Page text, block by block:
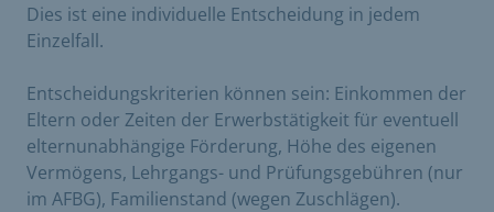
Dies ist eine individuelle Entscheidung in jedem
Einzelfall.
Entscheidungskriterien können sein: Einkommen der
Eltern oder Zeiten der Erwerbstätigkeit für eventuell
elternunabhängige Förderung, Höhe des eigenen
Vermögens, Lehrgangs- und Prüfungsgebühren (nur
im AFBG), Familienstand (wegen Zuschlägen).